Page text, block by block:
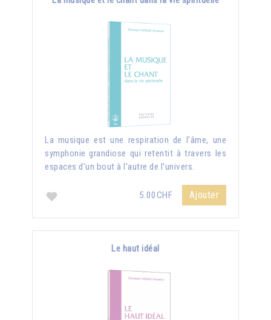
La musique est une respiration de l'âme, une
symphonie grandiose qui retentit à travers les
espaces d'un bout à l'autre de l'univers.
5.00CHF Ajouter
Le haut idéal